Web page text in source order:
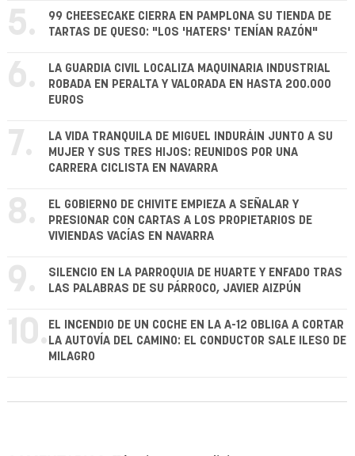
5.
99 CHEESECAKE CIERRA EN PAMPLONA SU TIENDA DE
TARTAS DE QUESO: "LOS 'HATERS' TENÍAN RAZÓN"
6.
LA GUARDIA CIVIL LOCALIZA MAQUINARIA INDUSTRIAL
ROBADA EN PERALTA Y VALORADA EN HASTA 200.000
EUROS
7.
LA VIDA TRANQUILA DE MIGUEL INDURÁIN JUNTO A SU
MUJER Y SUS TRES HIJOS: REUNIDOS POR UNA
CARRERA CICLISTA EN NAVARRA
8.
EL GOBIERNO DE CHIVITE EMPIEZA A SEÑALAR Y
PRESIONAR CON CARTAS A LOS PROPIETARIOS DE
VIVIENDAS VACÍAS EN NAVARRA
9.
SILENCIO EN LA PARROQUIA DE HUARTE Y ENFADO TRAS
LAS PALABRAS DE SU PÁRROCO, JAVIER AIZPÚN
10. EL INCENDIO DE UN COCHE EN LA A-12 OBLIGA A CORTAR
LA AUTOVÍA DEL CAMINO: EL CONDUCTOR SALE ILESO DE
MILAGRO